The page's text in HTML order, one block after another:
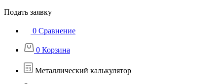
Подать заявку
0 Сравнение
0 Корзина
Металлический калькулятор